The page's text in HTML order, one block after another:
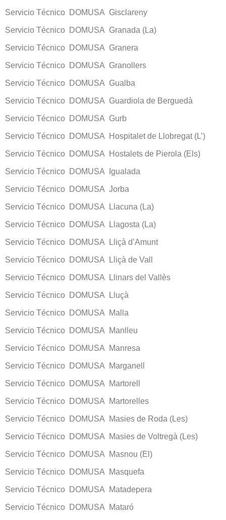
Servicio Técnico DOMUSA Gisclareny
Servicio Técnico DOMUSA Granada (La)
Servicio Técnico DOMUSA Granera
Servicio Técnico DOMUSA Granollers
Servicio Técnico DOMUSA Gualba
Servicio Técnico DOMUSA Guardiola de Berguedà
Servicio Técnico DOMUSA Gurb
Servicio Técnico DOMUSA Hospitalet de Llobregat (L’)
Servicio Técnico DOMUSA Hostalets de Pierola (Els)
Servicio Técnico DOMUSA Igualada
Servicio Técnico DOMUSA Jorba
Servicio Técnico DOMUSA Llacuna (La)
Servicio Técnico DOMUSA Llagosta (La)
Servicio Técnico DOMUSA Lliçà d’Amunt
Servicio Técnico DOMUSA Lliçà de Vall
Servicio Técnico DOMUSA Llinars del Vallès
Servicio Técnico DOMUSA Lluçà
Servicio Técnico DOMUSA Malla
Servicio Técnico DOMUSA Manlleu
Servicio Técnico DOMUSA Manresa
Servicio Técnico DOMUSA Marganell
Servicio Técnico DOMUSA Martorell
Servicio Técnico DOMUSA Martorelles
Servicio Técnico DOMUSA Masies de Roda (Les)
Servicio Técnico DOMUSA Masies de Voltregà (Les)
Servicio Técnico DOMUSA Masnou (El)
Servicio Técnico DOMUSA Masquefa
Servicio Técnico DOMUSA Matadepera
Servicio Técnico DOMUSA Mataró